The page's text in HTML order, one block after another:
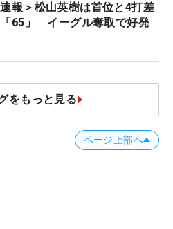
速報＞松山英樹は首位と4打差
65」 イーグル奪取で好発
をもっと見る
ページ上部へ